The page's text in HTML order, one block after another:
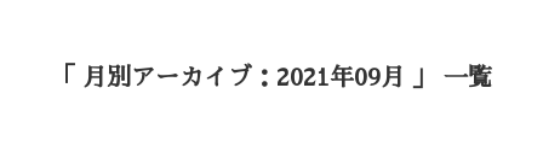
「 月別アーカイブ：2021年09月 」 一覧